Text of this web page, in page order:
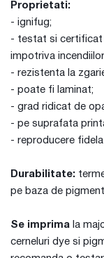
Proprietati:
- ignifug;
- testat si certificat
impotriva
- rezistenta la
- poate fi laminat;
- grad ridicat de
- pe suprafata
- reproducere fidela
Durabilitate:
pe baza de
Se imprima la
cerneluri dye si